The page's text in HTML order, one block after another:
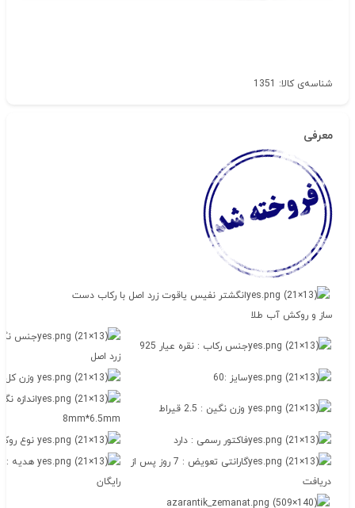
شناسه‌ی کالا: 1351
معرفی
انگشتر نفیس یاقوت زرد اصل با رکاب دست
ساز و روکش آب طلا
جنس رکاب : نقره عیار 925
جنس
زرد اصل
سایز :60
وزن کل: 7.35 گرم
وزن نگین : 2.5 قیراط
اندازه
8mm*6.5mm
فاکتور رسمی : دارد
نوع
گارانتی تعویض : 7 روز پس از
دریافت
هدیه :
رایگان